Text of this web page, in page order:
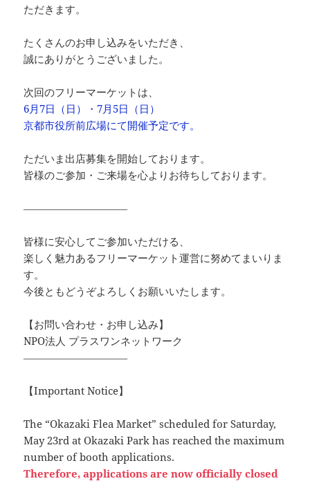
ただきます。
たくさんのお申し込みをいただき、
誠にありがとうございました。
次回のフリーマーケットは、
6月7日（日）・7月5日（日）
京都市役所前広場にて開催予定です。
ただいま出店募集を開始しております。
皆様のご参加・ご来場を心よりお待ちしております。
――――――――――
皆様に安心してご参加いただける、
楽しく魅力あるフリーマーケット運営に努めてまいりま
す。
今後ともどうぞよろしくお願いいたします。
【お問い合わせ・お申し込み】
NPO法人 プラスワンネットワーク
――――――――――
【Important Notice】
The “Okazaki Flea Market” scheduled for Saturday,
May 23rd at Okazaki Park has reached the maximum
number of booth applications.
Therefore, applications are now officially closed